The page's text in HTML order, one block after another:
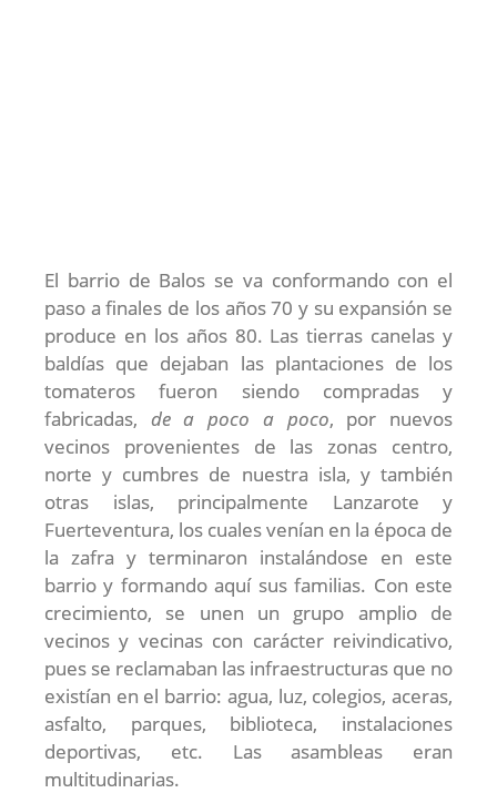
El barrio de Balos se va conformando con el
paso a finales de los años 70 y su expansión se
produce en los años 80. Las tierras canelas y
baldías que dejaban las plantaciones de los
tomateros fueron siendo compradas y
fabricadas, de a poco a poco, por nuevos
vecinos provenientes de las zonas centro,
norte y cumbres de nuestra isla, y también
otras islas, principalmente Lanzarote y
Fuerteventura, los cuales venían en la época de
la zafra y terminaron instalándose en este
barrio y formando aquí sus familias. Con este
crecimiento, se unen un grupo amplio de
vecinos y vecinas con carácter reivindicativo,
pues se reclamaban las infraestructuras que no
existían en el barrio: agua, luz, colegios, aceras,
asfalto, parques, biblioteca, instalaciones
deportivas, etc. Las asambleas eran
multitudinarias.